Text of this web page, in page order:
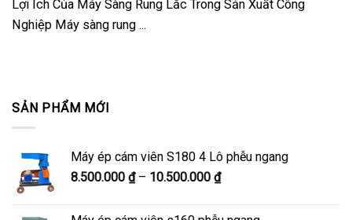
SẢN PHẨM MỚI
Máy ép cám viên S180 4 Lô phễu ngang
8.500.000 ₫ – 10.500.000 ₫Khoảng
Lợi Ích Của Máy Sàng Rung Lắc Trong Sản Xuất Công
Nghiệp Máy sàng rung ...